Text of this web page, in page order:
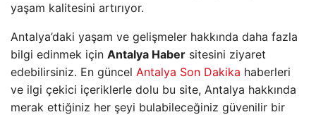
yaşam kalitesini artırıyor.
Antalya’daki yaşam ve gelişmeler hakkında daha fazla
bilgi edinmek için Antalya Haber sitesini ziyaret
edebilirsiniz. En güncel Antalya Son Dakika haberleri
ve ilgi çekici içeriklerle dolu bu site, Antalya hakkında
merak ettiğiniz her şeyi bulabileceğiniz güvenilir bir